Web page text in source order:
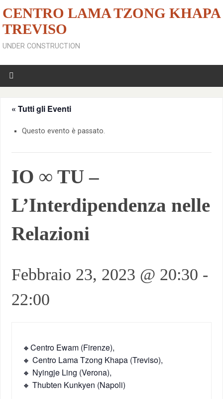
CENTRO LAMA TZONG KHAPA
TREVISO
UNDER CONSTRUCTION
« Tutti gli Eventi
Questo evento è passato.
IO ∞ TU –
L’Interdipendenza nelle
Relazioni
Febbraio 23, 2023 @ 20:30 -
22:00
🔸Centro Ewam (Firenze),
🔸 Centro Lama Tzong Khapa (Treviso),
🔸 Nyingje Ling (Verona),
🔸 Thubten Kunkyen (Napoli)